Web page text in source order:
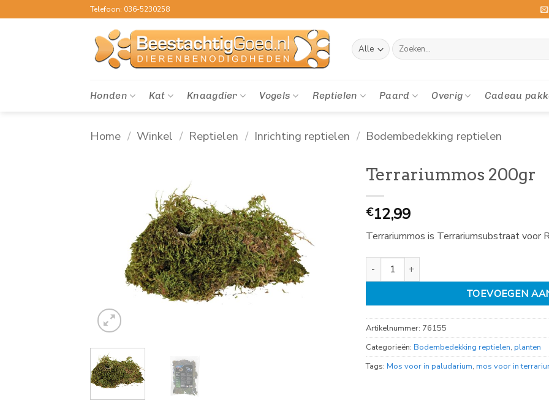
naar
Telefoon: 036-5230258
Zoeken
naar:
Honden Kat Knaagdier Vogels Reptielen Paard Overig Cadeau
Home / Winkel / Reptielen / Inrichting reptielen / Bodembedekking reptielen
Terrariummos 200gr
€12,99
Terrariummos is Terrariumsubstraat voor
Terrariummos 200gr aantal
TOEVOEGEN
Artikelnummer: 76155
Categorieën: Bodembedekking reptielen, planten
Tags: Mos voor in paludarium, mos voor in